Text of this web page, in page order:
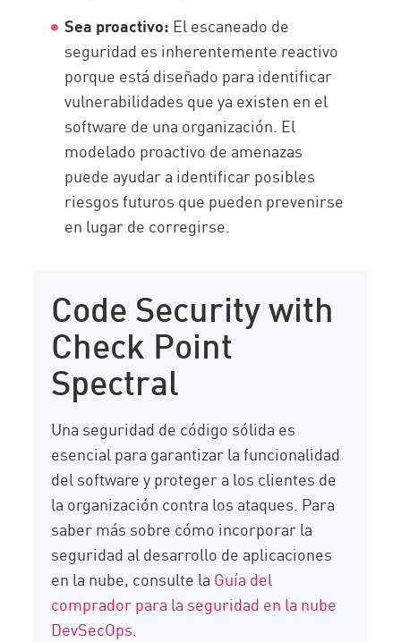
Sea proactivo: El escaneado de
seguridad es inherentemente reactivo
porque está diseñado para identificar
vulnerabilidades que ya existen en el
software de una organización. El
modelado proactivo de amenazas
puede ayudar a identificar posibles
riesgos futuros que pueden prevenirse
en lugar de corregirse.
Code Security with
Check Point
Spectral
Una seguridad de código sólida es
esencial para garantizar la funcionalidad
del software y proteger a los clientes de
la organización contra los ataques. Para
saber más sobre cómo incorporar la
seguridad al desarrollo de aplicaciones
en la nube, consulte la Guía del
comprador para la seguridad en la nube
DevSecOps.